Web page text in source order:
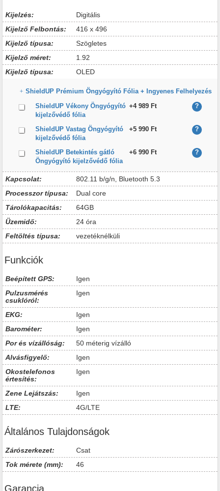
Kijelzés:
Digitális
Kijelző Felbontás:
416 x 496
Kijelző típusa:
Szögletes
Kijelző méret:
1.92
Kijelző típusa:
OLED
ShieldUP Prémium Öngyógyító Fólia + Ingyenes Felhelyezés
ShieldUP Vékony Öngyógyító
kijelzővédő fólia
+4 989 Ft ?
ShieldUP Vastag Öngyógyító
kijelzővédő fólia
+5 990 Ft ?
ShieldUP Betekintés gátló
Öngyógyító kijelzővédő fólia
+6 990 Ft ?
Kapcsolat:
802.11 b/g/n, Bluetooth 5.3
Processzor típusa:
Dual core
Tárolókapacitás:
64GB
Üzemidő:
24 óra
Feltöltés típusa:
vezetéknélküli
Funkciók
Beépített GPS:
Igen
Pulzusmérés
csuklóról:
Igen
EKG:
Igen
Barométer:
Igen
Por és vízállóság:
50 méterig vízálló
Alvásfigyelő:
Igen
Okostelefonos
értesítés:
Igen
Zene Lejátszás:
Igen
LTE:
4G/LTE
Általános Tulajdonságok
Zárószerkezet:
Csat
Tok mérete (mm):
46
Garancia